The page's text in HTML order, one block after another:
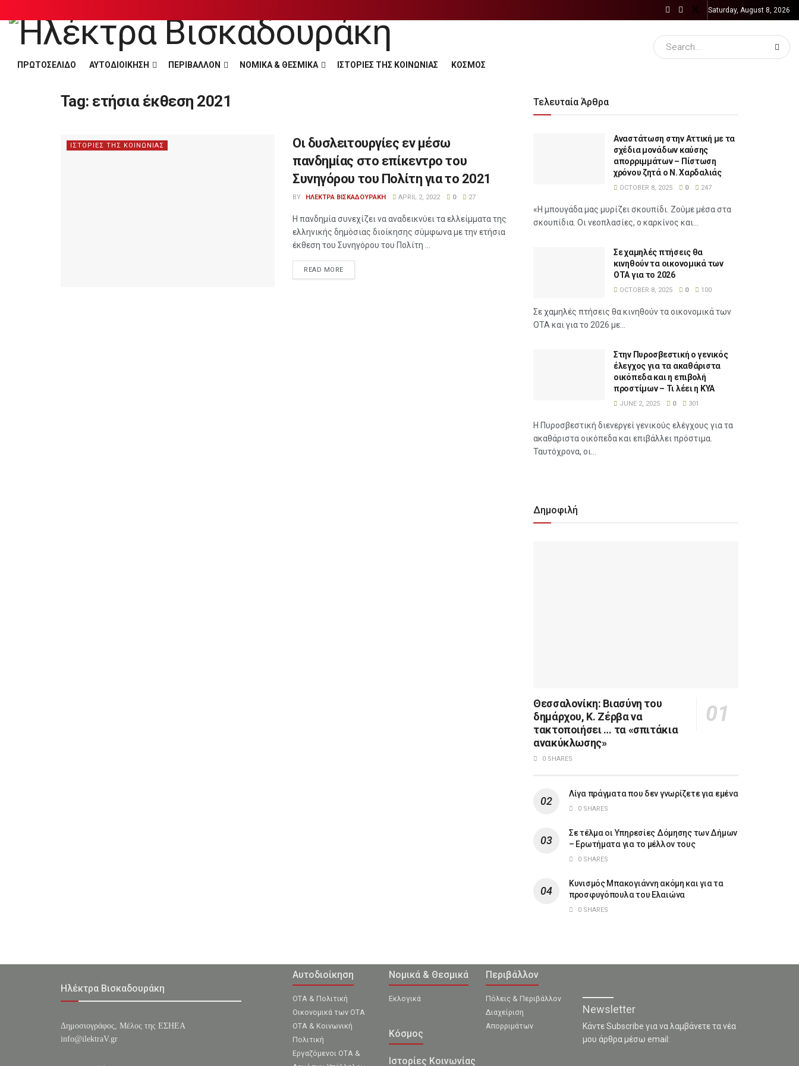
Saturday, August 8, 2026
ΠΡΩΤΟΣΕΛΙΔΟ ΑΥΤΟΔΙΟΙΚΗΣΗ ΠΕΡΙΒΑΛΛΟΝ ΝΟΜΙΚΑ & ΘΕΣΜΙΚΑ ΙΣΤΟΡΙΕΣ ΤΗΣ ΚΟΙΝΩΝΙΑΣ ΚΟΣΜΟΣ
Tag: ετήσια έκθεση 2021
ΙΣΤΟΡΙΕΣ ΤΗΣ ΚΟΙΝΩΝΙΑΣ
Οι δυσλειτουργίες εν μέσω
πανδημίας στο επίκεντρο του
Συνηγόρου του Πολίτη για το 2021
BY ΗΛΕΚΤΡΑ ΒΙΣΚΑΔΟΥΡΑΚΗ APRIL 2, 2022 0 27
Η πανδημία συνεχίζει να αναδεικνύει τα ελλείμματα της
ελληνικής δημόσιας διοίκησης σύμφωνα με την ετήσια
έκθεση του Συνηγόρου του Πολίτη ...
READ MORE
Τελευταία Άρθρα
Αναστάτωση στην Αττική με τα
σχέδια μονάδων καύσης
απορριμμάτων – Πίστωση
χρόνου ζητά ο Ν. Χαρδαλιάς
OCTOBER 8, 2025 0 247
«Η μπουγάδα μας μυρίζει σκουπίδι. Ζούμε μέσα στα
σκουπίδια. Οι νεοπλασίες, ο καρκίνος και...
Σε χαμηλές πτήσεις θα
κινηθούν τα οικονομικά των
ΟΤΑ για το 2026
OCTOBER 8, 2025 0 100
Σε χαμηλές πτήσεις θα κινηθούν τα οικονομικά των
ΟΤΑ και για το 2026 με...
Στην Πυροσβεστική ο γενικός
έλεγχος για τα ακαθάριστα
οικόπεδα και η επιβολή
προστίμων – Τι λέει η ΚΥΑ
JUNE 2, 2025 0 301
Η Πυροσβεστική διενεργεί γενικούς ελέγχους για τα
ακαθάριστα οικόπεδα και επιβάλλει πρόστιμα.
Ταυτόχρονα, οι...
Δημοφιλή
Θεσσαλονίκη: Βιασύνη του
δημάρχου, Κ. Ζέρβα να
τακτοποιήσει … τα «σπιτάκια
ανακύκλωσης»
0 SHARES
Λίγα πράγματα που δεν γνωρίζετε για εμένα
0 SHARES
Σε τέλμα οι Υπηρεσίες Δόμησης των Δήμων
– Ερωτήματα για το μέλλον τους
0 SHARES
Κυνισμός Μπακογιάννη ακόμη και για τα
προσφυγόπουλα του Ελαιώνα
0 SHARES
Ηλέκτρα Βισκαδουράκη
Δημοσιογράφος, Μέλος της ΕΣHΕΑ
info@ilektraV.gr
Αυτοδιοίκηση
ΟΤΑ & Πολιτική
Οικονομικά των ΟΤΑ
ΟΤΑ & Κοινωνική
Πολιτική
Εργαζόμενοι ΟΤΑ &
Νομικά & Θεσμικά
Εκλογικά
Κόσμος
Ιστορίες Κοινωνίας
Περιβάλλον
Πόλεις & Περιβάλλον
Διαχείριση
Απορριμάτων
Newsletter
Κάντε Subscribe για να λαμβάνετε τα νέα
μου άρθρα μέσω email: